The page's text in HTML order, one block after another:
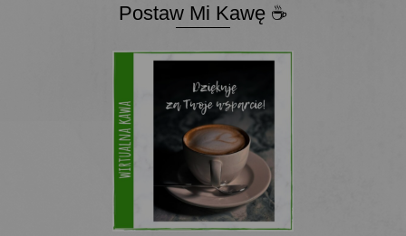
Postaw Mi Kawę ☕